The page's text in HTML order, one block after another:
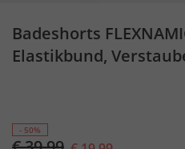
Badeshorts
Elastikbund,
- 50%